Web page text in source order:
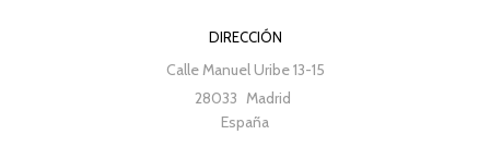
DIRECCIÓN
Calle Manuel Uribe 13-15
28033 Madrid
España